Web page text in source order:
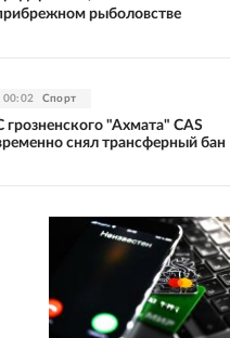
рыболовстве
00:02 Спорт
грозненского "Ахмата" CAS
снял трансферный бан